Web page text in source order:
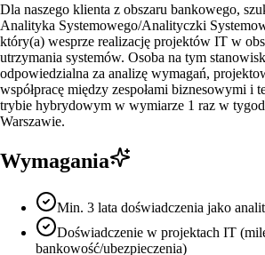
Dla naszego klienta z obszaru bankowego,
Analityka Systemowego/Analityczki
który(a) wesprze realizację projektów IT w
utrzymania systemów. Osoba na tym
odpowiedzialna za analizę wymagań,
współpracę między zespołami biznesowymi i
trybie hybrydowym w wymiarze 1 raz w
Warszawie.
Wymagania
Min. 3 lata doświadczenia jako
Doświadczenie w projektach IT
bankowość/ubezpieczenia)